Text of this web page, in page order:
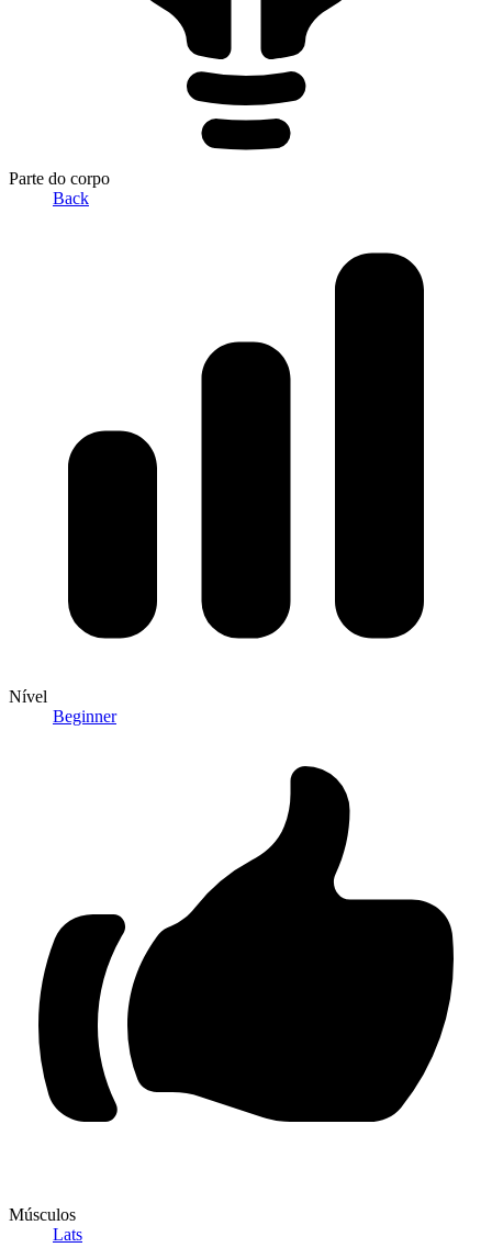
Parte do corpo
Back
Nível
Beginner
Músculos
Lats